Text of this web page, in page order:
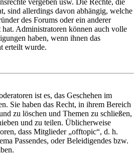
vergeben usw. Die Rechte, die
sind allerdings davon abhängig, welche
des Forums oder ein anderer
Administratoren können auch volle
haben, wenn ihnen das
erteilt wurde.
ist es, das Geschehen im
Sie haben das Recht, in ihrem Bereich
zu löschen und Themen zu schließen,
und zu teilen. Üblicherweise
dass Mitglieder „offtopic“, d. h.
Passendes, oder Beleidigendes bzw.